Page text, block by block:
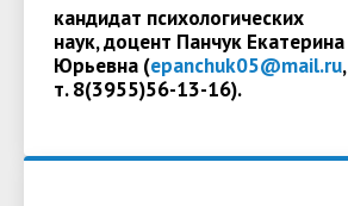
кандидат психологических
наук, доцент Панчук Екатерина
Юрьевна (epanchuk05@mail.ru,
т. 8(3955)56-13-16).